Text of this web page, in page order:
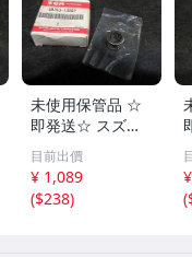
未使用保管品 ☆
即発送☆ スズキ
純正 ニードルロ
ーラーベアリング
内径 13mm × 外
径 19mm × 幅 12
目前出價
¥ 1,089
($238)
(